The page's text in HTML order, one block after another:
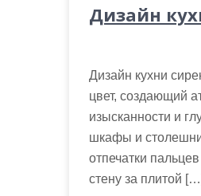
Дизайн
Дизайн кухни
цвет, создающий
изысканности и
шкафы и
отпечатки
стену за плитой